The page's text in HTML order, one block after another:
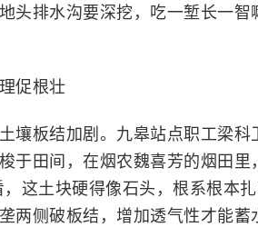
头排水沟要深挖，吃一堑长一智
促根壮
壤板结加剧。九皋站点职工梁科
于田间，在烟农魏喜芳的烟田里
这土块硬得像石头，根系根本
两侧破板结，增加透气性才能蓄